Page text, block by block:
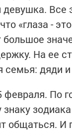
девушка.
«глаза -
На ее
семья: дяди
По
общаться. И